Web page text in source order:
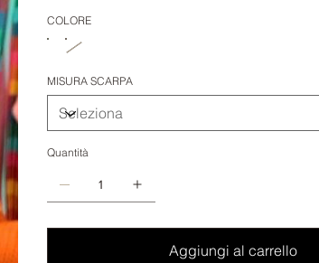
COLORE
MISURA SCARPA
Quantità
Aggiungi al carrello